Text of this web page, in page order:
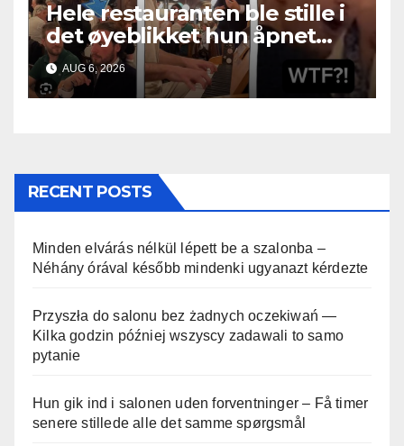
Hele restauranten ble stille i
det øyeblikket hun åpnet
munnen
AUG 6, 2026
RECENT POSTS
Minden elvárás nélkül lépett be a szalonba –
Néhány órával később mindenki ugyanazt kérdezte
Przyszła do salonu bez żadnych oczekiwań —
Kilka godzin później wszyscy zadawali to samo
pytanie
Hun gik ind i salonen uden forventninger – Få timer
senere stillede alle det samme spørgsmål